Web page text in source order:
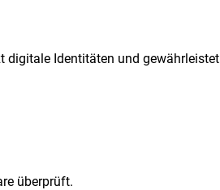
digitale Identitäten und gewährleistet
überprüft.